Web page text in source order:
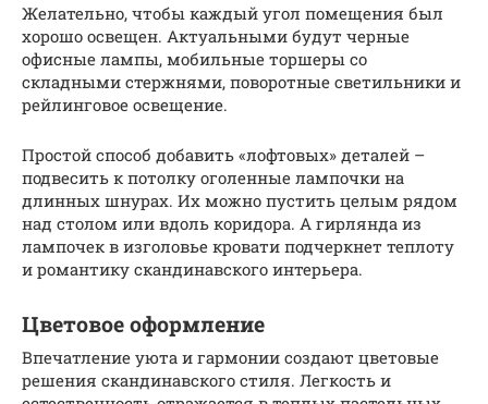
Желательно, чтобы каждый угол помещения был
хорошо освещен. Актуальными будут черные
офисные лампы, мобильные торшеры со
складными стержнями, поворотные светильники и
рейлинговое освещение.
Простой способ добавить «лофтовых» деталей –
подвесить к потолку оголенные лампочки на
длинных шнурах. Их можно пустить целым рядом
над столом или вдоль коридора. А гирлянда из
лампочек в изголовье кровати подчеркнет теплоту
и романтику скандинавского интерьера.
Цветовое оформление
Впечатление уюта и гармонии создают цветовые
решения скандинавского стиля. Легкость и